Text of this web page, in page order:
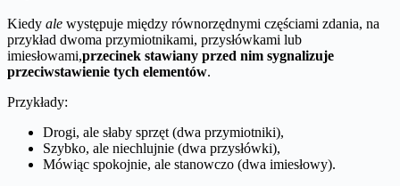
Kiedy ale występuje między równorzędnymi częściami zdania, na
przykład dwoma przymiotnikami, przysłówkami lub
imiesłowami,przecinek stawiany przed nim sygnalizuje
przeciwstawienie tych elementów.
Przykłady:
Drogi, ale słaby sprzęt (dwa przymiotniki),
Szybko, ale niechlujnie (dwa przysłówki),
Mówiąc spokojnie, ale stanowczo (dwa imiesłowy).